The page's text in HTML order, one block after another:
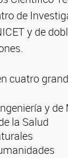
de
y de
cuatro
y de
la Salud